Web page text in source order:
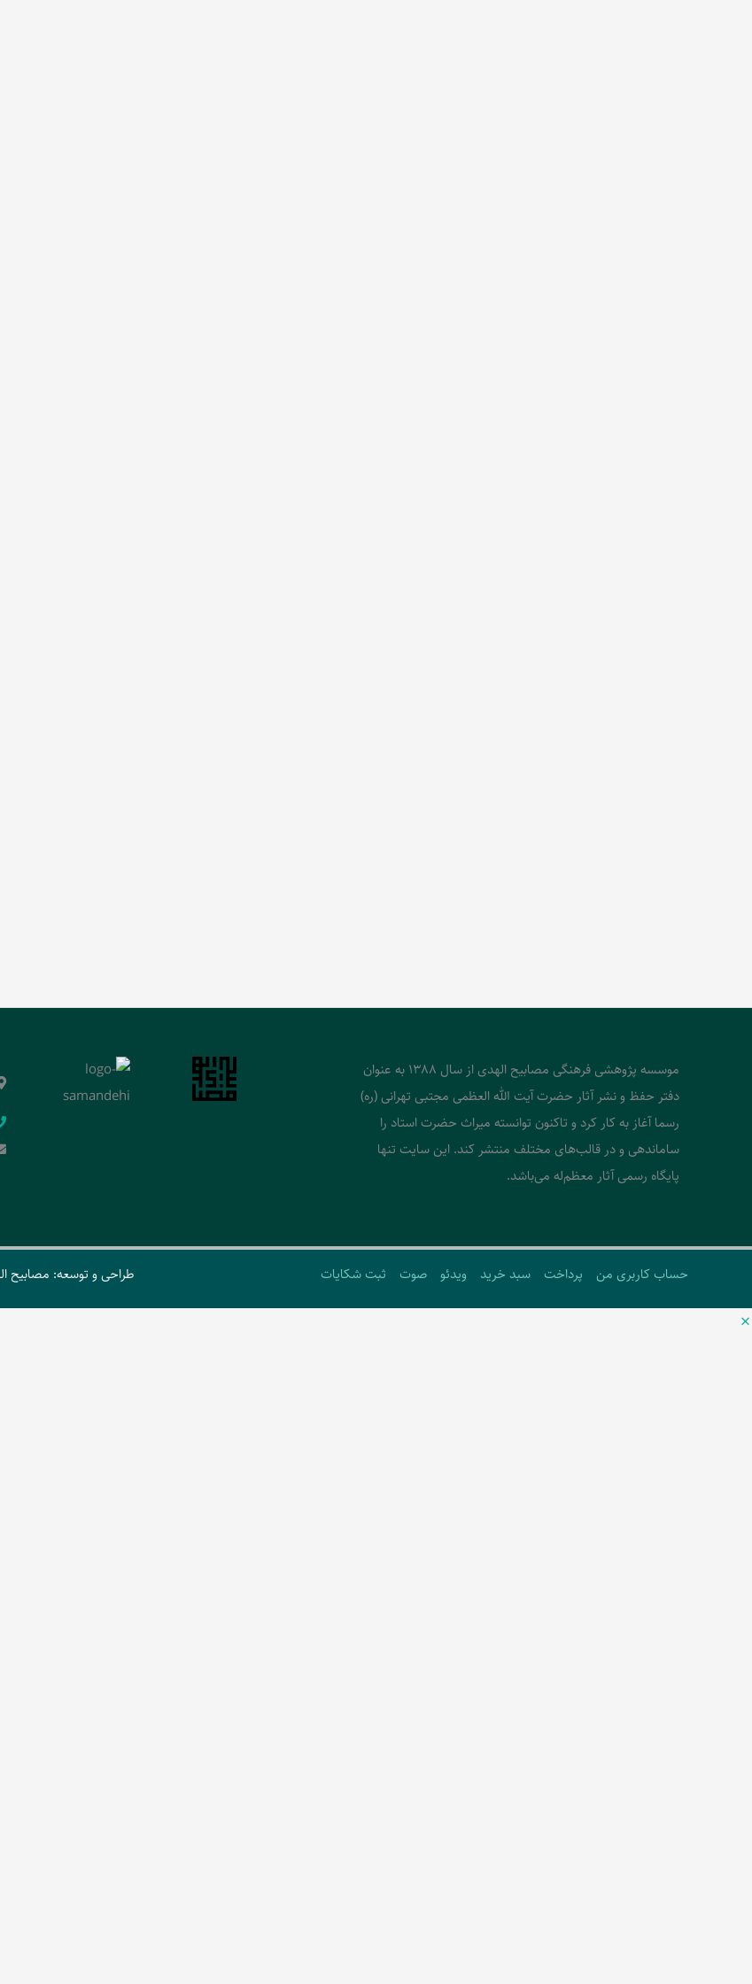
موسسه پژوهشی فرهنگی مصابیح الهدی از سال 1388 به عنوان
دفتر حفظ و نشر آثار حضرت آیت الله العظمی مجتبی تهرانی (ره)
رسما آغاز به کار کرد و تاکنون توانسته میراث حضرت استاد را
ساماندهی و در قالب‌های مختلف منتشر کند. این سایت تنها
پایگاه رسمی آثار معظم‌له می‌باشد.
حساب کاربری من پرداخت سبد خرید ویدئو صوت ثبت شکایات طراحی و توسعه: مصابیح